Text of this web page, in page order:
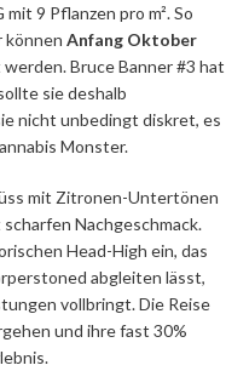
9 Pflanzen pro m². So
können Anfang Oktober
Bruce Banner #3 hat
sie deshalb
nicht unbedingt diskret, es
Monster.
mit Zitronen-Untertönen
Nachgeschmack.
Head-High ein, das
abgleiten lässt,
vollbringt. Die Reise
und ihre fast 30%